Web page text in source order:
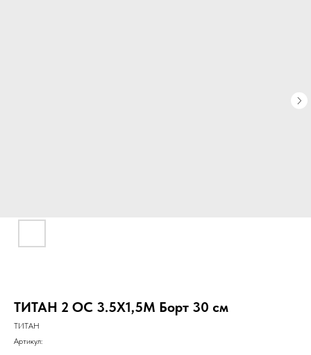
ТИТАН 2 ОС 3.5Х1,5М Борт 30 см
ТИТАН
Артикул: